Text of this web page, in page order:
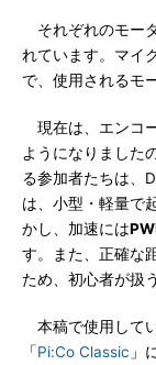
それぞれのモー
れています。マイ
で、使用されるモ
現在は、エンコ
ようになりました
る参加者たちは、
は、小型・軽量で
かし、加速には
す。また、正確な
ため、初心者が扱
本稿で使用して
「Pi:Co Classic 」